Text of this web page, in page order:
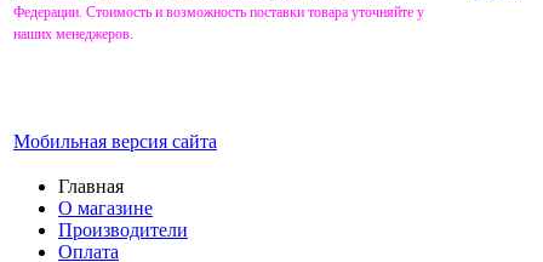
Федерации. Стоимость и возможность поставки товара уточняйте у
наших менеджеров.
Мобильная версия сайта
Главная
О магазине
Производители
Оплата